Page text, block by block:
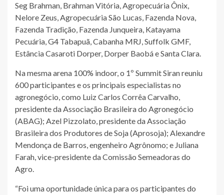
Seg Brahman, Brahman Vitória, Agropecuária Ônix,
Nelore Zeus, Agropecuária São Lucas, Fazenda Nova,
Fazenda Tradição, Fazenda Junqueira, Katayama
Pecuária, G4 Tabapuã, Cabanha MRJ, Suffolk GMF,
Estância Casaroti Dorper, Dorper Baobá e Santa Clara.
Na mesma arena 100% indoor, o 1º Summit Siran reuniu
600 participantes e os principais especialistas no
agronegócio, como Luiz Carlos Corrêa Carvalho,
presidente da Associação Brasileira do Agronegócio
(ABAG); Azel Pizzolato, presidente da Associação
Brasileira dos Produtores de Soja (Aprosoja); Alexandre
Mendonça de Barros, engenheiro Agrônomo; e Juliana
Farah, vice-presidente da Comissão Semeadoras do
Agro.
“Foi uma oportunidade única para os participantes do